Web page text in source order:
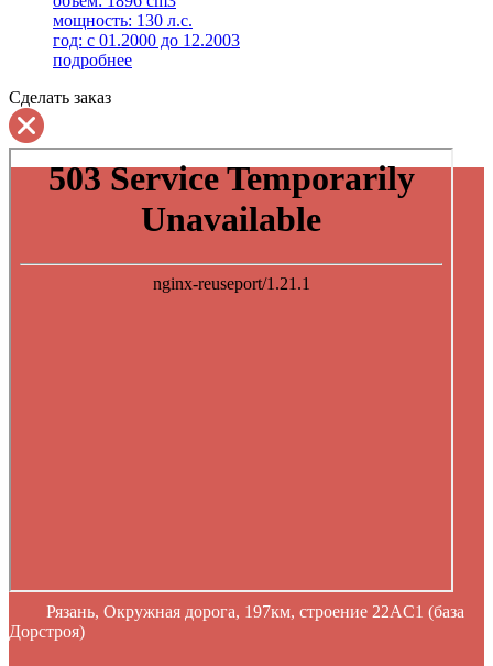
мощность: 130 л.с.
год: с 01.2000 до 12.2003
подробнее
Сделать заказ
Рязань, Окружная дорога, 197км, строение 22АC1 (база
Дорстроя)